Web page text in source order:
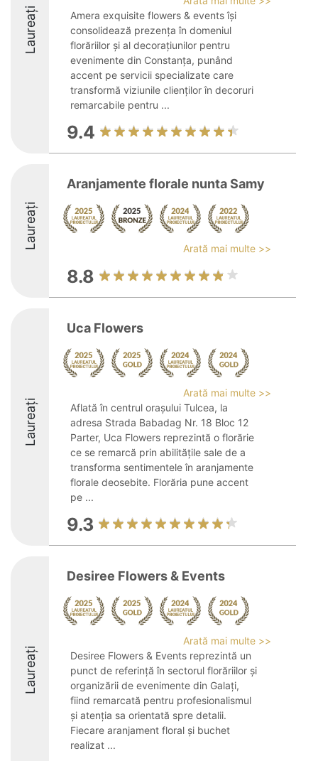
Laureați
Amera exquisite flowers & events își
consolidează prezența în domeniul
florăriilor și al decorațiunilor pentru
evenimente din Constanța, punând
accent pe servicii specializate care
transformă viziunile clienților în decoruri
remarcabile pentru ...
9.4
Laureați
Aranjamente florale nunta Samy
Arată mai multe >>
8.8
Laureați
Uca Flowers
Arată mai multe >>
Aflată în centrul orașului Tulcea, la
adresa Strada Babadag Nr. 18 Bloc 12
Parter, Uca Flowers reprezintă o florărie
ce se remarcă prin abilitățile sale de a
transforma sentimentele în aranjamente
florale deosebite. Florăria pune accent
pe ...
9.3
Laureați
Desiree Flowers & Events
Arată mai multe >>
Desiree Flowers & Events reprezintă un
punct de referință în sectorul florăriilor și
organizării de evenimente din Galați,
fiind remarcată pentru profesionalismul
și atenția sa orientată spre detalii.
Fiecare aranjament floral și buchet
realizat ...